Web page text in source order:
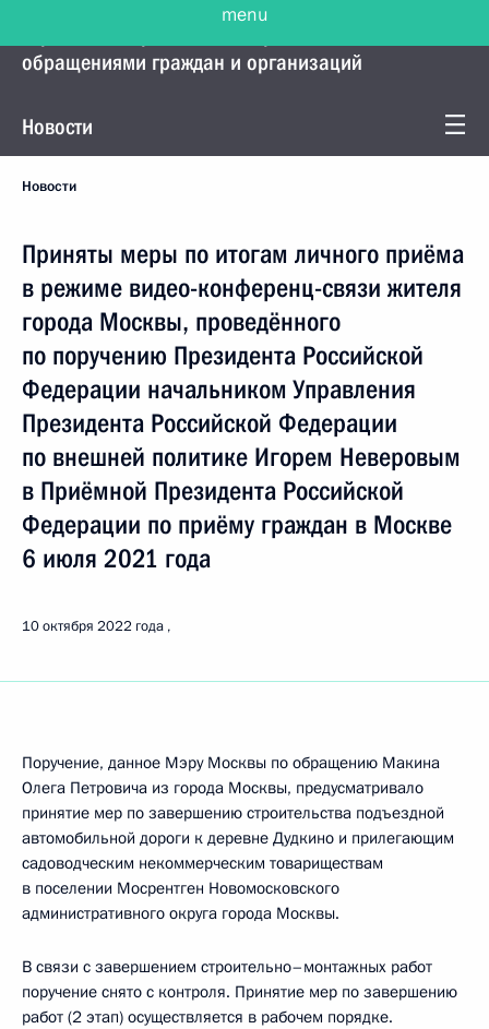
обращениями граждан и организаций
Новости
Новости
Приняты меры по итогам личного приёма
в режиме видео-конференц-связи жителя
города Москвы, проведённого
по поручению Президента Российской
Федерации начальником Управления
Президента Российской Федерации
по внешней политике Игорем Неверовым
в Приёмной Президента Российской
Федерации по приёму граждан в Москве
6 июля 2021 года
10 октября 2022 года
Поручение, данное Мэру Москвы по обращению Макина
Олега Петровича из города Москвы, предусматривало
принятие мер по завершению строительства подъездной
автомобильной дороги к деревне Дудкино и прилегающим
садоводческим некоммерческим товариществам
в поселении Мосрентген Новомосковского
административного округа города Москвы.
В связи с завершением строительно–монтажных работ
поручение снято с контроля. Принятие мер по завершению
работ (2 этап) осуществляется в рабочем порядке.